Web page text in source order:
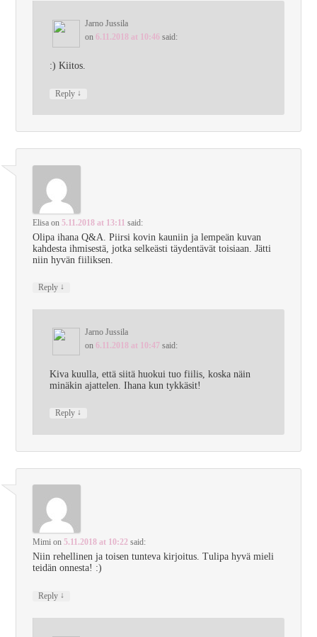
Jarno Jussila
on 6.11.2018 at 10:46 said:
:) Kiitos.
Reply ↓
Elisa on5.11.2018 at 13:11 said:
Olipa ihana Q&A. Piirsi kovin kauniin ja lempeän kuvan
kahdesta ihmisestä, jotka selkeästi täydentävät toisiaan. Jätti
niin hyvän fiiliksen.
Reply ↓
Jarno Jussila
on 6.11.2018 at 10:47 said:
Kiva kuulla, että siitä huokui tuo fiilis, koska näin
minäkin ajattelen. Ihana kun tykkäsit!
Reply ↓
Mimi on5.11.2018 at 10:22 said:
Niin rehellinen ja toisen tunteva kirjoitus. Tulipa hyvä mieli
teidän onnesta! :)
Reply ↓